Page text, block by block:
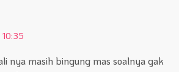
nya masih bingung mas soalnya gak